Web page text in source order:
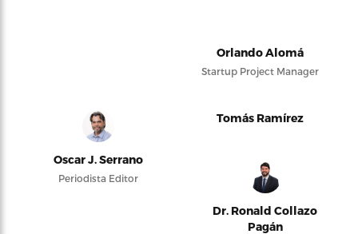
Orlando Alomá
Startup Project Manager
Oscar J. Serrano
Periodista Editor
Tomás Ramírez
Dr. Ronald Collazo
Pagán